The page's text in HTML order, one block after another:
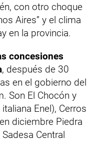
con otro choque
Aires” y el clima
en la provincia.
concesiones
, después de 30
en el gobierno del
Son El Chocón y
Enel), Cerros
diciembre Piedra
Central